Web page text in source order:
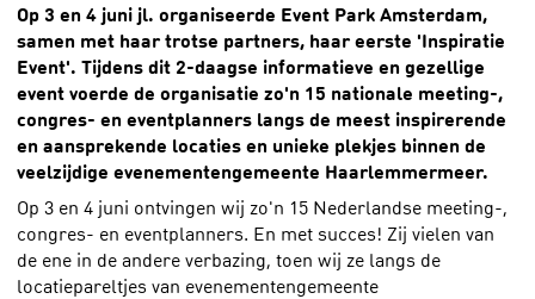
Op 3 en 4 juni jl. organiseerde Event Park Amsterdam,
samen met haar trotse partners, haar eerste 'Inspiratie
Event'. Tijdens dit 2-daagse informatieve en gezellige
event voerde de organisatie zo'n 15 nationale meeting-,
congres- en eventplanners langs de meest inspirerende
en aansprekende locaties en unieke plekjes binnen de
veelzijdige evenementengemeente Haarlemmermeer.
Op 3 en 4 juni ontvingen wij zo'n 15 Nederlandse meeting-,
congres- en eventplanners. En met succes! Zij vielen van
de ene in de andere verbazing, toen wij ze langs de
locatiepareltjes van evenementengemeente